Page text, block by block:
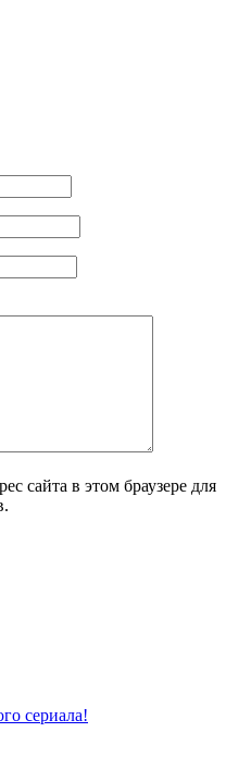
сайта в этом браузере для
сериала!